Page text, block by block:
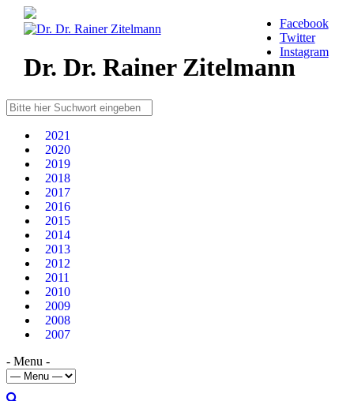
Dr. Dr. Rainer Zitelmann
Facebook
Twitter
Instagram
2021
2020
2019
2018
2017
2016
2015
2014
2013
2012
2011
2010
2009
2008
2007
- Menu -